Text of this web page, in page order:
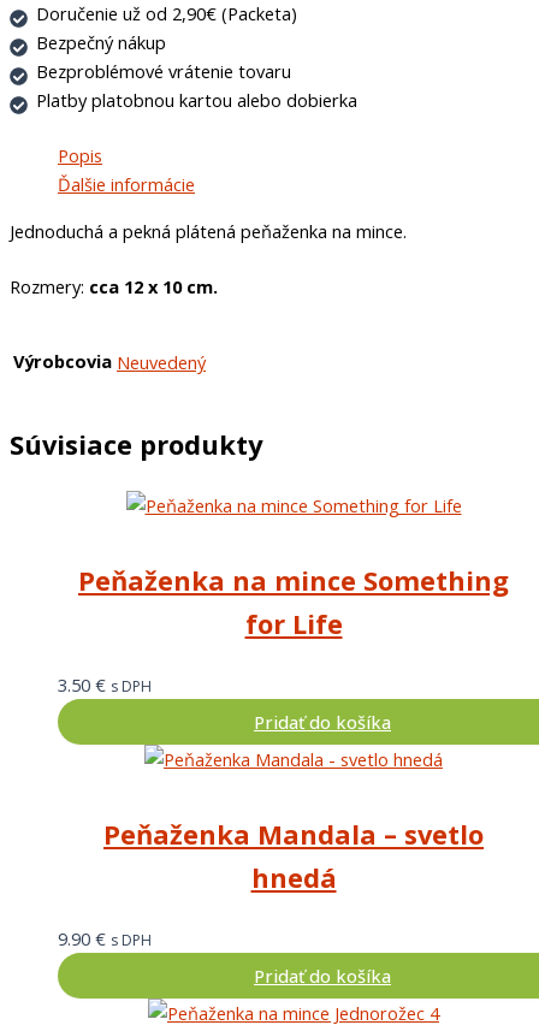
Doručenie už od 2,90€ (Packeta)
Bezpečný nákup
Bezproblémové vrátenie tovaru
Platby platobnou kartou alebo dobierka
Popis
Ďalšie informácie
Jednoduchá a pekná plátená peňaženka na mince.
Rozmery: cca 12 x 10 cm.
Výrobcovia Neuvedený
Súvisiace produkty
Peňaženka na mince Something
for Life
3.50 € s DPH
Pridať do košíka
Peňaženka Mandala – svetlo
hnedá
9.90 € s DPH
Pridať do košíka